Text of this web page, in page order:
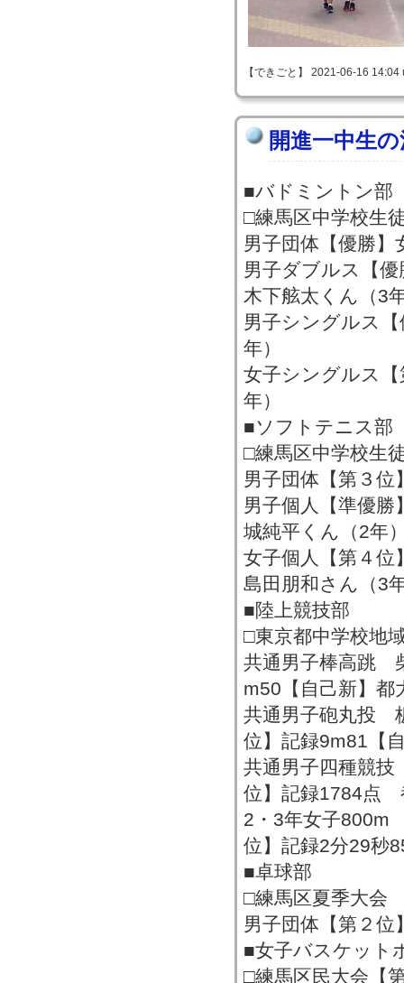
【できごと】 2021-06-16
開進一中生
■バドミントン部
□練馬区中学校生
男子団体【優勝】
男子ダブルス【
木下舷太くん（3
男子シングルス
年）
女子シングルス
年）
■ソフトテニス部
□練馬区中学校生
男子団体【第３位
男子個人【準優
城純平くん（2年
女子個人【第４位
島田朋和さん（3
■陸上競技部
□東京都中学校地
共通男子棒高跳
m50【自己新】都
共通男子砲丸投
位】記録9m81【
共通男子四種競
位】記録1784点
2・3年女子800m
位】記録2分29秒
■卓球部
□練馬区夏季大会
男子団体【第２位
■女子バスケット
□練馬区民大会【